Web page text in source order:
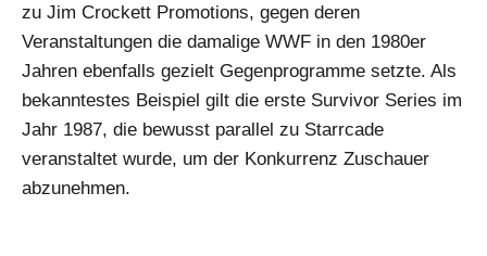
zu Jim Crockett Promotions, gegen deren
Veranstaltungen die damalige WWF in den 1980er
Jahren ebenfalls gezielt Gegenprogramme setzte. Als
bekanntestes Beispiel gilt die erste Survivor Series im
Jahr 1987, die bewusst parallel zu Starrcade
veranstaltet wurde, um der Konkurrenz Zuschauer
abzunehmen.